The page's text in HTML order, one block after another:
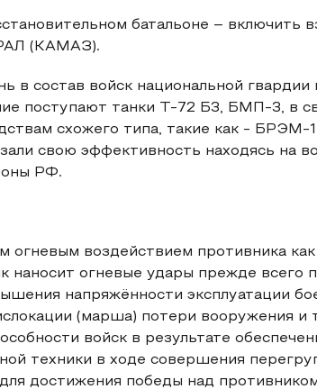
батальоне – включить
(КАМАЗ).
в состав войск национальной
поступают танки Т-72 Б3, БМП-3, в
схожего типа, такие как -
свою эффективность находясь на
РФ.
огневым воздействием противника как
наносит огневые удары прежде всего
напряжённости эксплуатации
(марша) потери вооружения и
войск в результате
техники в ходе совершения
достижения победы над